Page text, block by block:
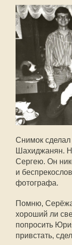
Снимок
Шахиджанян.
Сергею. Он
и
фотографа.
Помню, Серёжа
хороший ли
попросить
привстать,